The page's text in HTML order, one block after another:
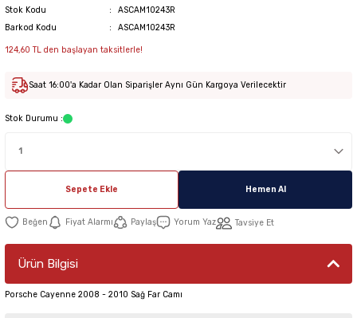
Stok Kodu
ASCAM10243R
Barkod Kodu
ASCAM10243R
124,60 TL den başlayan taksitlerle!
Saat 16:00'a Kadar Olan Siparişler Aynı Gün Kargoya Verilecektir
Stok Durumu :
Sepete Ekle Hemen Al
Fiyat Alarmı Paylaş Yorum Yaz Tavsiye Et
Ürün Bilgisi
Porsche Cayenne 2008 - 2010 Sağ Far Camı